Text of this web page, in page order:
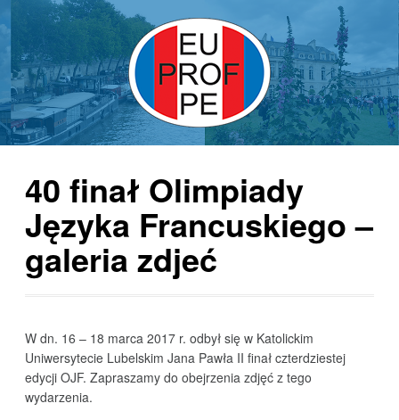
40 finał Olimpiady
Języka Francuskiego –
galeria zdjeć
W dn. 16 – 18 marca 2017 r. odbył się w Katolickim
Uniwersytecie Lubelskim Jana Pawła II finał czterdziestej
edycji OJF. Zapraszamy do obejrzenia zdjęć z tego
wydarzenia.